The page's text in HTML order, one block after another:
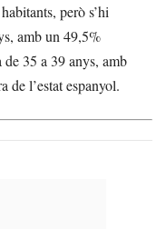
però s’hi
amb un 49,5%
de 35 a 39 anys, amb
de l’estat espanyol.